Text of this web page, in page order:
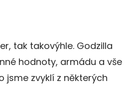
tak takovýhle. Godzilla
hodnoty, armádu a vše
jsme zvyklí z některých